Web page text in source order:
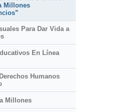
Millones
Para Dar Vida a
En Línea
Humanos
Millones